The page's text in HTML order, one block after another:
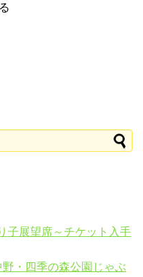
子展望席～チケット入手
・四季の森公園じゃぶ